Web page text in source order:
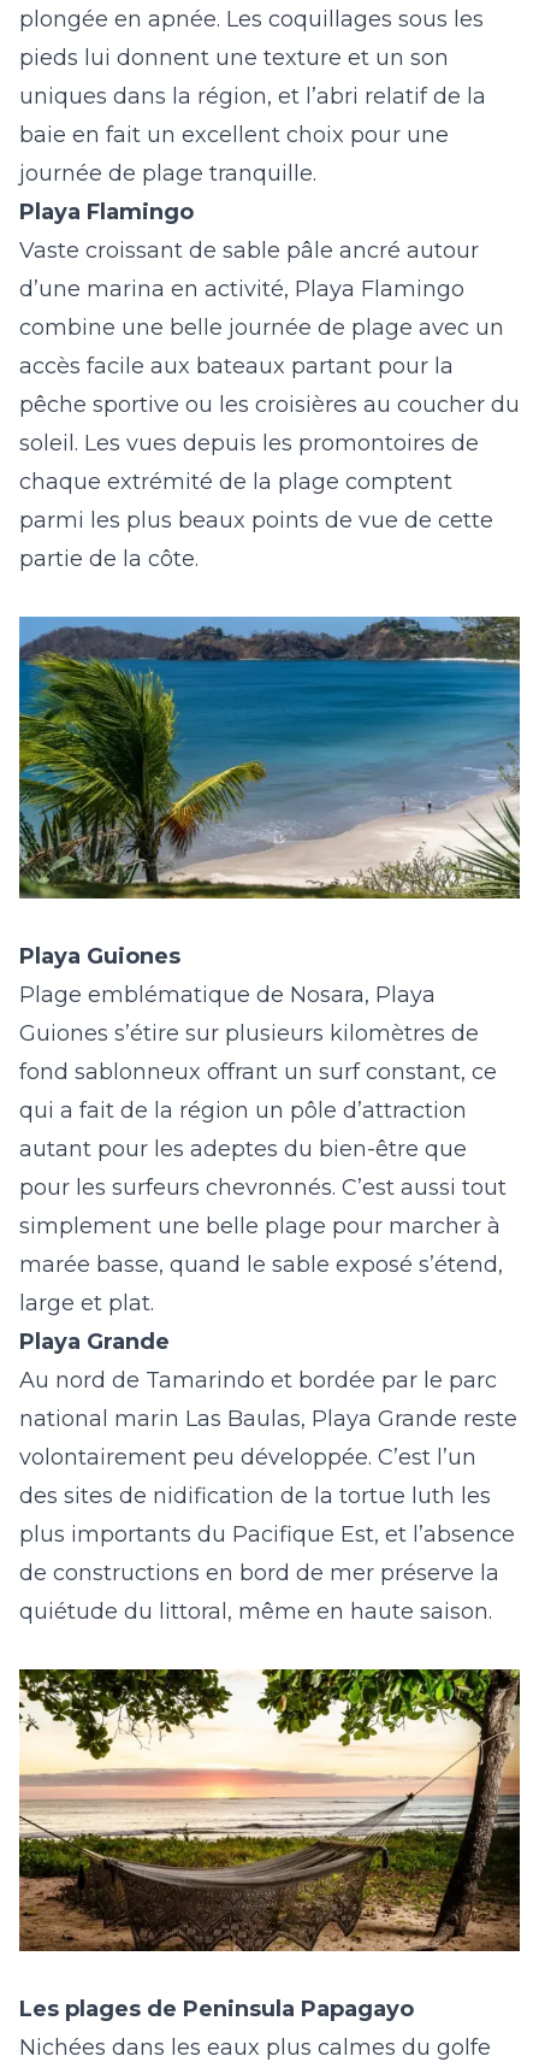
plongée en apnée. Les coquillages sous les
pieds lui donnent une texture et un son
uniques dans la région, et l’abri relatif de la
baie en fait un excellent choix pour une
journée de plage tranquille.
Playa Flamingo
Vaste croissant de sable pâle ancré autour
d’une marina en activité, Playa Flamingo
combine une belle journée de plage avec un
accès facile aux bateaux partant pour la
pêche sportive ou les croisières au coucher du
soleil. Les vues depuis les promontoires de
chaque extrémité de la plage comptent
parmi les plus beaux points de vue de cette
partie de la côte.
Playa Guiones
Plage emblématique de Nosara, Playa
Guiones s’étire sur plusieurs kilomètres de
fond sablonneux offrant un surf constant, ce
qui a fait de la région un pôle d’attraction
autant pour les adeptes du bien-être que
pour les surfeurs chevronnés. C’est aussi tout
simplement une belle plage pour marcher à
marée basse, quand le sable exposé s’étend,
large et plat.
Playa Grande
Au nord de Tamarindo et bordée par le parc
national marin Las Baulas, Playa Grande reste
volontairement peu développée. C’est l’un
des sites de nidification de la tortue luth les
plus importants du Pacifique Est, et l’absence
de constructions en bord de mer préserve la
quiétude du littoral, même en haute saison.
Les plages de Peninsula Papagayo
Nichées dans les eaux plus calmes du golfe